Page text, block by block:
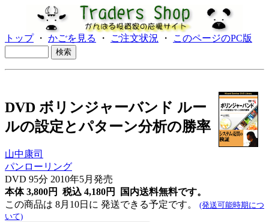
トップ・ かごを見る ・ ご注文状況 ・ このページのPC版
DVD ボリンジャーバンド ルー
ルの設定とパターン分析の勝率
山中康司
パンローリング
DVD 95分 2010年5月発売
本体 3,800円 税込 4,180円
国内送料無料です。
この商品は 8月10日に 発送できる予定です。 (発送可能時期につ
いて)